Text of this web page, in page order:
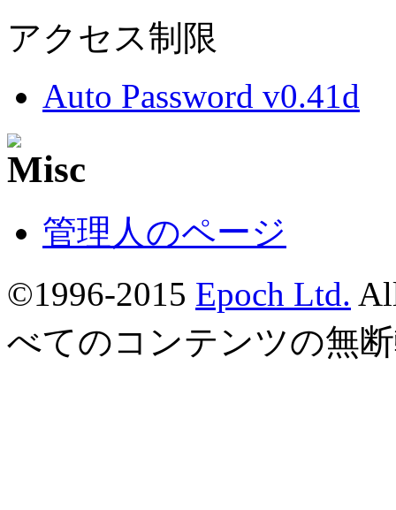
アクセス制限
Auto Password v0.41d
管理人のページ
©1996-2015 Epoch Ltd.
べてのコンテンツの無